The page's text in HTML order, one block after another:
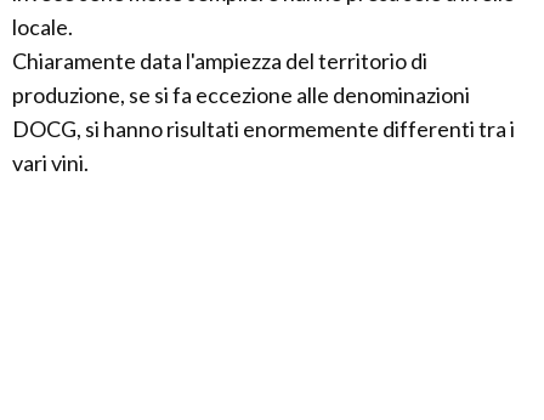
locale.
Chiaramente data l'ampiezza del territorio di
produzione, se si fa eccezione alle denominazioni
DOCG, si hanno risultati enormemente differenti tra i
vari vini.